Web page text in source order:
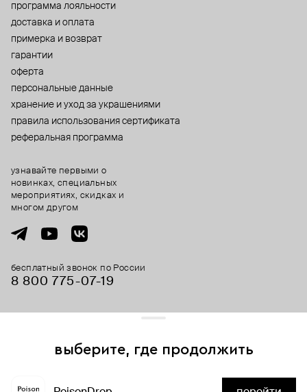
программа лояльности
доставка и оплата
примерка и возврат
гарантии
оферта
персональные данные
хранение и уход за украшениями
правила использования сертификата
реферальная программа
бесплатный звонок по России
8 800 775⁠-07⁠-19
узнавайте первыми о
новинках, специальных
мероприятиях, скидках и
многом другом
выберите, где продолжить
и сервисы аналитики. Продолжая его использование,